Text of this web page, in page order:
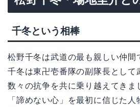
千冬という相棒
松野千冬は武道の最も親しい仲間
千冬は東卍壱番隊の副隊長として
数々の抗争を共に乗り越えてきま
「諦めない心」を最初に信じた